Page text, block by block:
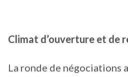
Climat d’ouverture et de
La ronde de négociations